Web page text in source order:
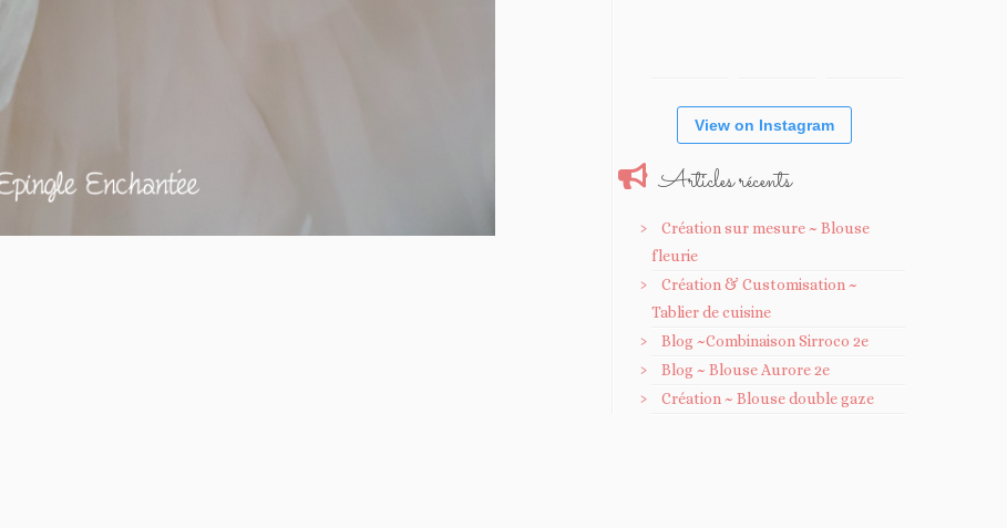
View on Instagram
Articles récents
Création sur mesure ~ Blouse
fleurie
Création & Customisation ~
Tablier de cuisine
Blog ~Combinaison Sirroco 2e
Blog ~ Blouse Aurore 2e
Création ~ Blouse double gaze